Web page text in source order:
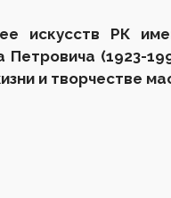
искусств РК
Петровича (1923-
и творчестве